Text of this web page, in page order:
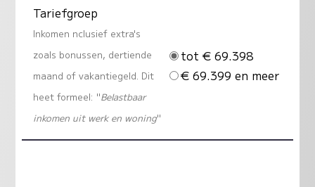
Tariefgroep
Inkomen nclusief extra's
zoals bonussen, dertiende
maand of vakantiegeld. Dit
heet formeel: "Belastbaar
inkomen uit werk en woning"
tot € 69.398
€ 69.399 en meer